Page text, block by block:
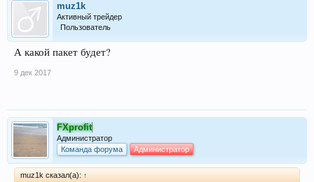
muz1k
Активный трейдер
Пользователь
А какой пакет будет?
9 дек 2017
FXprofit
Администратор
Команда форума
Администратор
muz1k сказал(а): ↑